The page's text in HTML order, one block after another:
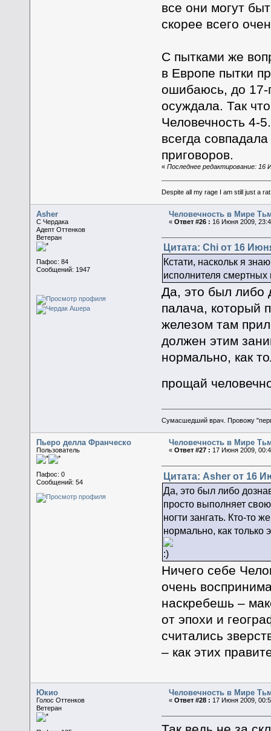
все они могут
скорее всего
С пытками же
в Европе пытки
ошибаюсь, до 17-
осуждала. Так
Человечность 4-
всегда
приговоров.
« Последнее редактирование: 16
Despite all my rage I am still just a
Asher
C Чердака
Адепт Оттенков
Ветеран
Пафос: 84
Сообщений: 1947
Человечность в Мире
«Ответ #26 : 16 Июня 2009,
Цитата: Chi от 16
Кстати, наскольк я
исполнителя смертных
Да, это был либо
палача, который
железом там
должен этим
нормально, как
прощай
Сумасшедший врач. Провожу
Пьеро делла Франческо
Пользователь
Пафос: 0
Сообщений: 54
Человечность в Мире
«Ответ #27 : 17 Июня 2009,
Цитата: Asher от 16
Да, это был либо
просто выполняет
ногти зангать. Кто-то
нормально, как только
Ничего себе
очень
наскребешь –
от эпохи и
считались
– как этих
Юкио
Голос Оттенков
Ветеран
Человечность в Мире
«Ответ #28 : 17 Июня 2009,